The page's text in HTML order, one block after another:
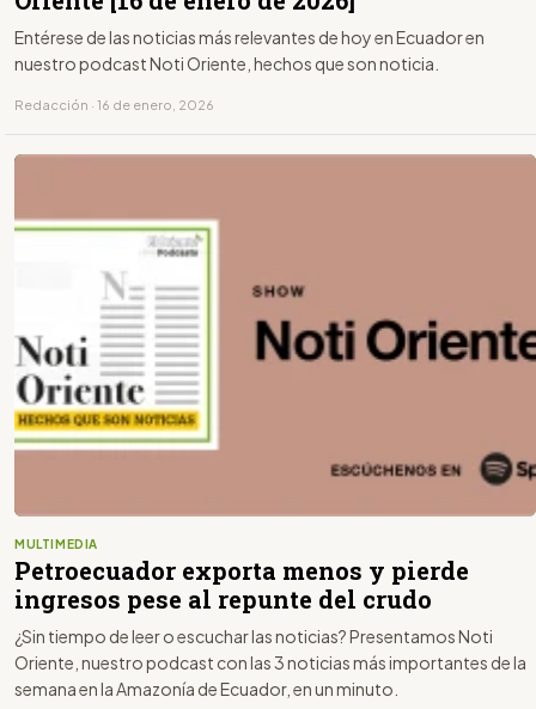
Entérese de las noticias más relevantes de hoy en Ecuador en
nuestro podcast Noti Oriente, hechos que son noticia.
Redacción · 16 de enero, 2026
MULTIMEDIA
Petroecuador exporta menos y pierde
ingresos pese al repunte del crudo
¿Sin tiempo de leer o escuchar las noticias? Presentamos Noti
Oriente, nuestro podcast con las 3 noticias más importantes de la
semana en la Amazonía de Ecuador, en un minuto.